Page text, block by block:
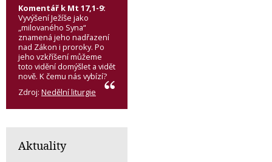
Komentář k Mt 17,1-9:
Vyvýšení Ježíše jako
„milovaného Syna“
znamená jeho nadřazení
nad Zákon i proroky. Po
jeho vzkříšení můžeme
toto vidění domýšlet a vidět
nově. K čemu nás vybízí?
Zdroj: Nedělní liturgie
Aktuality